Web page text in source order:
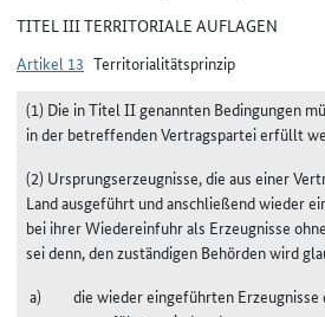
TITEL III TERRITORIALE AUFLAGEN
Artikel 13 Territorialitätsprinzip
(1) Die in Titel II genannten Bedingungen
in der betreffenden Vertragspartei erfüllt
(2) Ursprungserzeugnisse, die aus einer
Land ausgeführt und anschließend wieder
bei ihrer Wiedereinfuhr als Erzeugnisse
sei denn, den zuständigen Behörden wird
die wieder eingeführten Erzeugnisse